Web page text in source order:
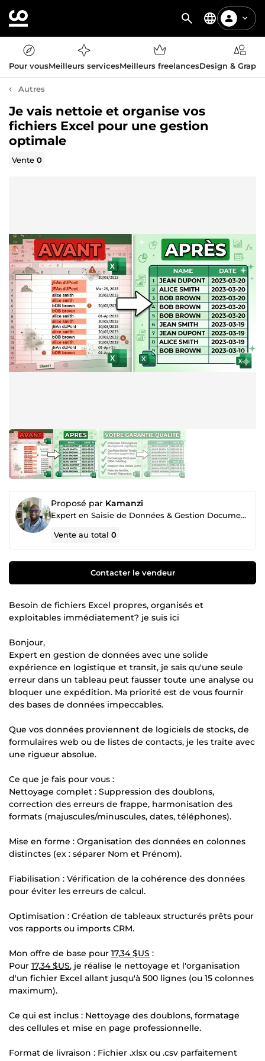
Pour vousMeilleurs servicesMeilleurs freelancesDesign &
Autres
Je vais nettoie et organise vos
fichiers Excel pour une gestion
optimale
Vente0
Proposé par Kamanzi
Expert en Saisie de Données & Gestion Documentaire Logistique
Vente au total0
Contacter le vendeur
Besoin de fichiers Excel propres, organisés et
exploitables immédiatement? je suis ici
Bonjour,
Expert en gestion de données avec une solide
expérience en logistique et transit, je sais qu'une seule
erreur dans un tableau peut fausser toute une analyse ou
bloquer une expédition. Ma priorité est de vous fournir
des bases de données impeccables.
Que vos données proviennent de logiciels de stocks, de
formulaires web ou de listes de contacts, je les traite avec
une rigueur absolue.
Ce que je fais pour vous :
Nettoyage complet : Suppression des doublons,
correction des erreurs de frappe, harmonisation des
formats (majuscules/minuscules, dates, téléphones).
Mise en forme : Organisation des données en colonnes
distinctes (ex : séparer Nom et Prénom).
Fiabilisation : Vérification de la cohérence des données
pour éviter les erreurs de calcul.
Optimisation : Création de tableaux structurés prêts pour
vos rapports ou imports CRM.
Mon offre de base pour 17,34 $US :
Pour 17,34 $US, je réalise le nettoyage et l'organisation
d'un fichier Excel allant jusqu'à 500 lignes (ou 15 colonnes
maximum).
Ce qui est inclus : Nettoyage des doublons, formatage
des cellules et mise en page professionnelle.
Format de livraison : Fichier .xlsx ou .csv parfaitement